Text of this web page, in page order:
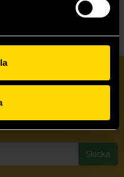
nyhetsbrev
Skicka